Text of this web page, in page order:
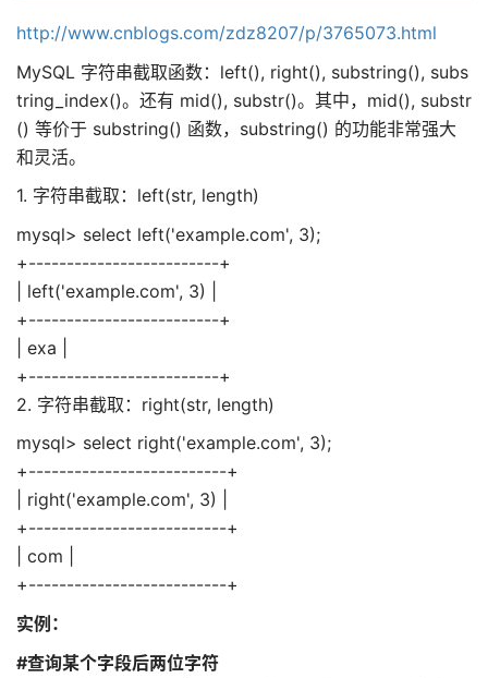
http://www.cnblogs.com/zdz8207/p/3765073.html
MySQL 字符串截取函数：left(), right(), substring(), subs
tring_index()。还有 mid(), substr()。其中，mid(), substr
() 等价于 substring() 函数，substring() 的功能非常强大
和灵活。
1. 字符串截取：left(str, length)
mysql> select left('example.com', 3);
+-------------------------+
| left('example.com', 3) |
+-------------------------+
| exa |
+-------------------------+
2. 字符串截取：right(str, length)
mysql> select right('example.com', 3);
+--------------------------+
| right('example.com', 3) |
+--------------------------+
| com |
+--------------------------+
实例：
#查询某个字段后两位字符